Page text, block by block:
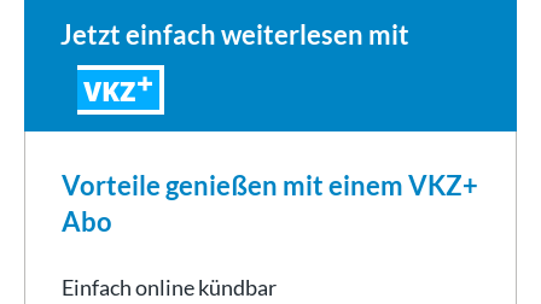
Jetzt einfach weiterlesen mit
VKZ
Vorteile genießen mit einem VKZ+
Abo
Einfach online kündbar